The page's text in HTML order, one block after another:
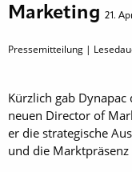
Marketing 21.
Pressemitteilung |
Kürzlich gab
neuen Director of
er die strategische
und die